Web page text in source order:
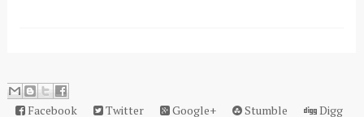
Facebook Twitter Google+ Stumble
Digg